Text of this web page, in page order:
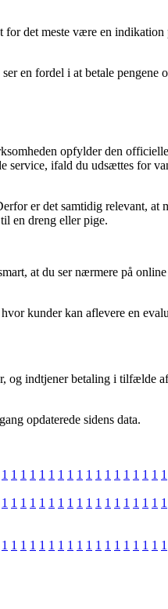
for det meste være en
en fordel i at betale pengene
opfylder den
service, ifald du udsættes for
er det samtidig relevant, at
en dreng eller pige.
at du ser nærmere på
kunder kan aflevere en
og indtjener betaling i tilfælde
opdaterede sidens data.
1 1 1 1 1 1 1 1 1 1 1 1 1 1 1 1 1 1
1 1 1 1 1 1 1 1 1 1 1 1 1 1 1 1 1 1
1 1 1 1 1 1 1 1 1 1 1 1 1 1 1 1 1 1